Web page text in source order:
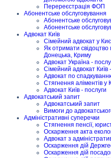
Перереєстрація ФОП
Абонентське обслуговування
Абонентське
Абонентське
Адвокат Київ
Сімейний адвокат у
Як отримати свідоцтво
Донецька, Криму
Адвокат Україна -
Сімейний адвокат
Адвокат по
Стягнення аліментів у
Адвокат Київ - послуги
Адвокатський запит
Адвокатський запит
Вимоги до
Адміністративні суперечки
Стягнення пенсії,
Оскарження акта
Адвокат з
Оскарження дій
Оскарження дій